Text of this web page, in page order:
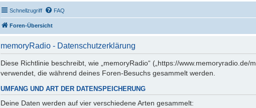
Schnellzugriff FAQ
Foren-Übersicht
memoryRadio - Datenschutzerklärung
Diese Richtlinie beschreibt, wie „memoryRadio“ („https://
verwendet, die während deines Foren-Besuchs gesammelt werden.
UMFANG UND ART DER DATENSPEICHERUNG
Deine Daten werden auf vier verschiedene Arten gesammelt: